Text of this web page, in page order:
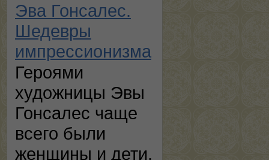
Эва Гонсалес.
Шедевры
импрессионизма
Героями
художницы Эвы
Гонсалес чаще
всего были
женщины и дети.